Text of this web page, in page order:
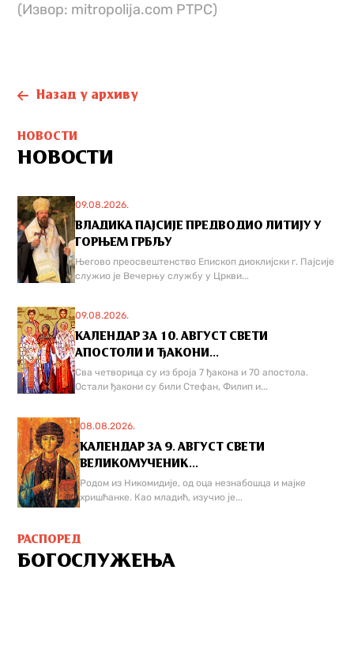
(Извор: mitropolija.com РТРС)
Назад у архиву
НОВОСТИ
НОВОСТИ
09.08.2026.
ВЛАДИКА ПАЈСИЈЕ ПРЕДВОДИО ЛИТИЈУ У
ГОРЊЕМ ГРБЉУ
Његово преосвештенство Епископ диоклијски г. Пајсије
служио је Вечерњу службу у Цркви...
09.08.2026.
КАЛЕНДАР ЗА 10. АВГУСТ СВЕТИ
АПОСТОЛИ И ЂАКОНИ...
Сва четворица су из броја 7 ђакона и 70 апостола.
Остали ђакони су били Стефан, Филип и...
08.08.2026.
КАЛЕНДАР ЗА 9. АВГУСТ СВЕТИ
ВЕЛИКОМУЧЕНИК...
Родом из Никомидије, од оца незнабошца и мајке
хришћанке. Као младић, изучио је...
РАСПОРЕД
БОГОСЛУЖЕЊА